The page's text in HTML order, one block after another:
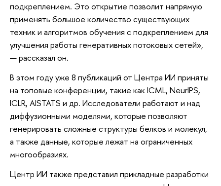
подкреплением. Это открытие позволит напрямую
применять большое количество существующих
техник и алгоритмов обучения с подкреплением для
улучшения работы генеративных потоковых сетей»,
— рассказал он.
В этом году уже 8 публикаций от Центра ИИ приняты
на топовые конференции, такие как ICML, NeurIPS,
ICLR, AISTATS и др. Исследователи работают и над
диффузионными моделями, которые позволяют
генерировать сложные структуры белков и молекул,
а также данные, которые лежат на ограниченных
многообразиях.
Центр ИИ также представил прикладные разработки